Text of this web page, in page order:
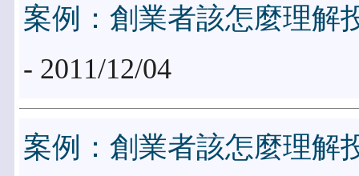
案例：創業者該怎麼理解
- 2011/12/04
案例：創業者該怎麼理解